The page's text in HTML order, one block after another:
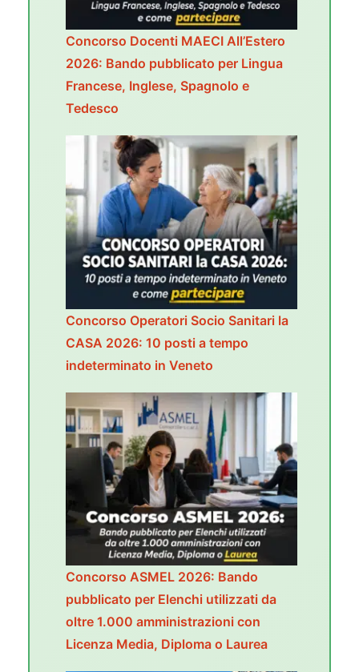
Concorso Docenti MAECI All’Estero
2026: Bando pubblicato per Lingua
Francese, Inglese, Spagnolo e
Tedesco
Concorso Operatori Socio Sanitari la
CASA 2026: 10 posti a tempo
indeterminato in Veneto
Concorso ASMEL 2026: Bando
pubblicato per Elenchi utilizzati da
oltre 1.000 amministrazioni con
Licenza Media, Diploma o Laurea